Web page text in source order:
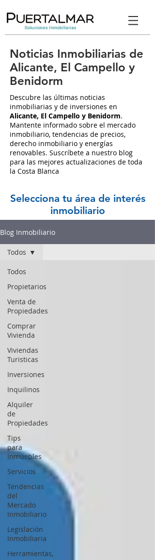
Noticias Inmobiliarias de
Alicante, El Campello y
Benidorm
Descubre las últimas noticias
inmobiliarias y de inversiones en
Alicante, El Campello y Benidorm.
Mantente informado sobre el mercado
inmobiliario, tendencias de precios,
derecho inmobiliario y energías
renovables. Suscríbete a nuestro blog
para las mejores actualizaciones de toda
la Costa Blanca
Selecciona tu área de interés
inmobiliario
Blog Inmobiliario
Todos
Propietarios
Venta de
Propiedades
Comprar
Vivienda
Viviendas
Turisticas
Inversiones
Inquilinos
Alquiler
de
Propiedades
Tips
para
Inmuebles
Servicios
Tendencias
del
Mercado
Inmobiliario
Legislación
Inmobiliaria
Herramientas,
Todos